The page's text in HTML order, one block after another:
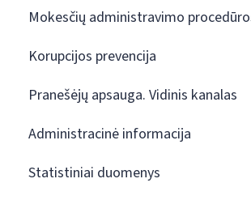
Mokesčių administravimo
Korupcijos prevencija
Pranešėjų apsauga. Vidinis kanalas
Administracinė informacija
Statistiniai duomenys